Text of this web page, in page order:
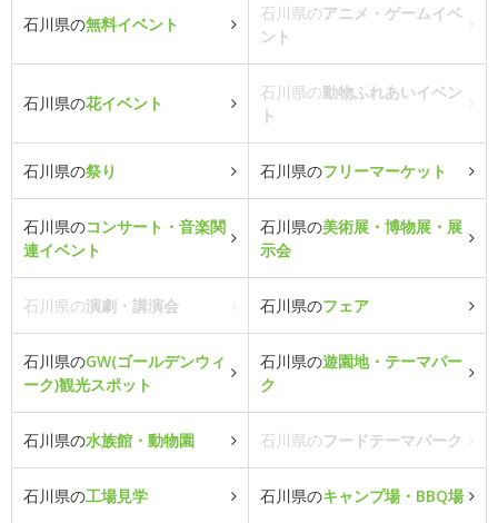
石川県の無料イベント
石川県のアニメ・ゲームイベ
ント
石川県の花イベント
石川県の動物ふれあいイベン
ト
石川県の祭り 石川県のフリーマーケット
石川県のコンサート・音楽関
連イベント
石川県の美術展・博物展・展
示会
石川県の演劇・講演会 石川県のフェア
石川県のGW(ゴールデンウィ
ーク)観光スポット
石川県の遊園地・テーマパー
ク
石川県の水族館・動物園 石川県のフードテーマパーク
石川県の工場見学 石川県のキャンプ場・BBQ場